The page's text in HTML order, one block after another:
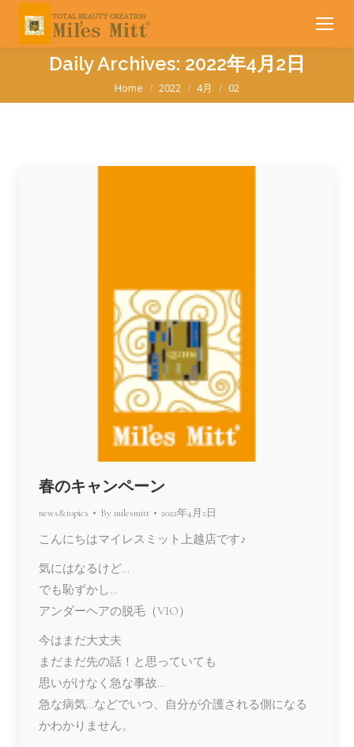
Daily Archives: 2022年4月2日
Home 2022 4月 02
春のキャンペーン
news&topics By milesmitt 2022年4月2日
こんにちはマイレスミット上越店です♪
気にはなるけど…
でも恥ずかし…
アンダーヘアの脱毛（VIO）
今はまだ大丈夫
まだまだ先の話！と思っていても
思いがけなく急な事故…
急な病気…などでいつ、自分が介護される側になる
かわかりません。